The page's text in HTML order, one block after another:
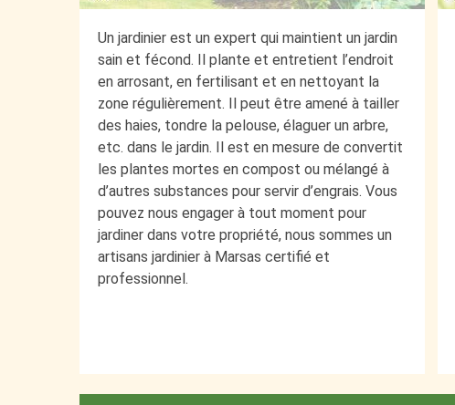
Un jardinier est un expert qui maintient un jardin
sain et fécond. Il plante et entretient l’endroit
en arrosant, en fertilisant et en nettoyant la
zone régulièrement. Il peut être amené à tailler
des haies, tondre la pelouse, élaguer un arbre,
etc. dans le jardin. Il est en mesure de convertit
les plantes mortes en compost ou mélangé à
d’autres substances pour servir d’engrais. Vous
pouvez nous engager à tout moment pour
jardiner dans votre propriété, nous sommes un
artisans jardinier à Marsas certifié et
professionnel.